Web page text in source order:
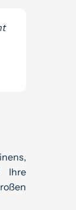
Ihre